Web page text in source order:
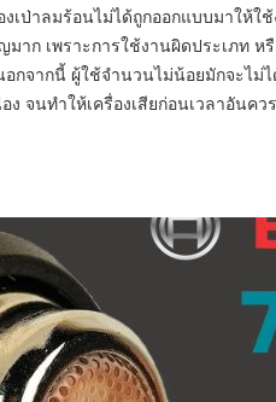
เป่าลมร้อนไม่ได้ถูกออกแบบมาให้ใ
าก เพราะการใช้งานผิดประเภท ห
จากนี้ ผู้ใช้จำนวนไม่น้อยมักจะไม่ไ
จนทำให้เครื่องเสียก่อนเวลาอันควร